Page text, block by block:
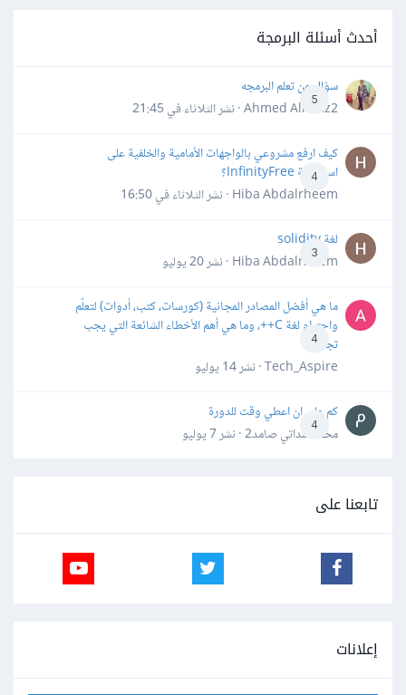
أحدث أسئلة البرمجة
5
سؤال عن تعلم البرمجه
Ahmed Alhafiz2 · نشر
الثلاثاء في 21:45
4
كيف ارفع مشروعي بالواجهات الأمامية والخلفية على
استضافة InfinityFree؟
Hiba Abdalrheem · نشر
الثلاثاء في 16:50
3
لغة solidity
Hiba Abdalrheem · نشر
20 يوليو
4
ما هي أفضل المصادر المجانية (كورسات، كتب، أدوات) لتعلّم
واحترام لغة C++، وما هي أهم الأخطاء الشائعة التي يجب
تجنبها؟
Tech_Aspire · نشر
14 يوليو
4
كم علي ان اعطي وقت للدورة
محمد سداتي صامد2 · نشر
7 يوليو
تابعنا على
إعلانات